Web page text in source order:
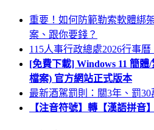
重要！如何防範勒索軟體綁
案、跟你要錢？
115人事行政總處2026行事曆
[免費下載] Windows 11 簡
檔案) 官方網站正式版本
最新酒駕罰則：關3年、罰
【注音符號】轉【漢語拼音